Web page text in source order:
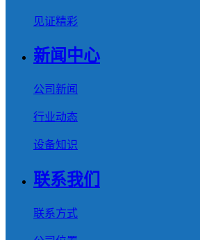
见证精彩
新闻中心
公司新闻
行业动态
设备知识
联系我们
联系方式